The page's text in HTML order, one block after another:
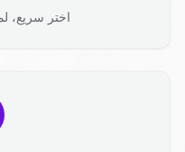
اختر سريع،